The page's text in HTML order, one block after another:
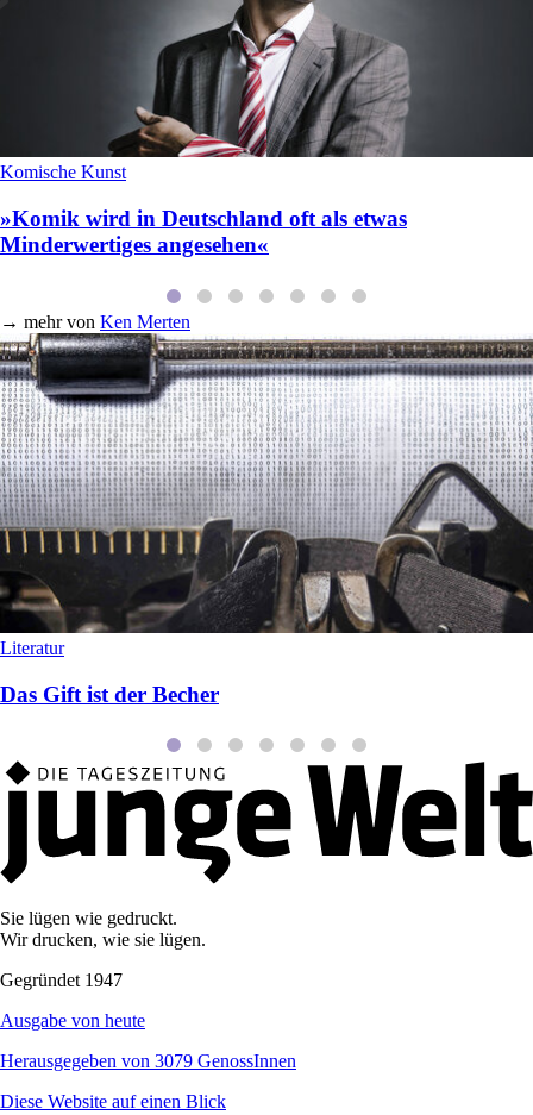
Komische Kunst
»Komik wird in Deutschland oft als etwas
Minderwertiges angesehen«
→ mehr von Ken Merten
Literatur
Das Gift ist der Becher
Sie lügen wie gedruckt.
Wir drucken, wie sie lügen.
Gegründet 1947
Ausgabe von heute
Herausgegeben von 3079 GenossInnen
Diese Website auf einen Blick